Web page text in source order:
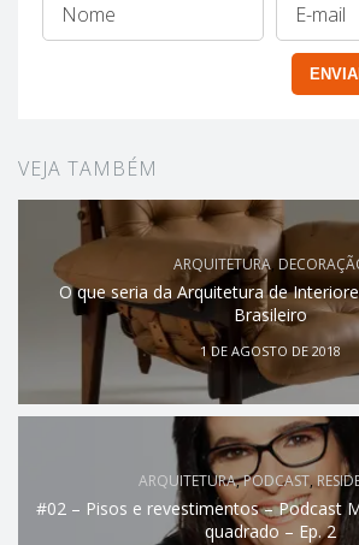
VEJA TAMBÉM
ARQUITETURA,
O que seria da Arquitetura de
Brasileiro
1 DE AGOSTO DE 2018
ARQUITETURA,PODCAST,
#02 – Pisos e revestimentos – Podcast
quadrado – Ep. 2